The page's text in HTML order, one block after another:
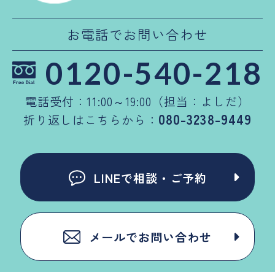
お電話でお問い合わせ
0120-540-218
電話受付：11:00～19:00（担当：よしだ）
折り返しはこちらから： 080-3238-9449
LINEで相談・ご予約
メールでお問い合わせ